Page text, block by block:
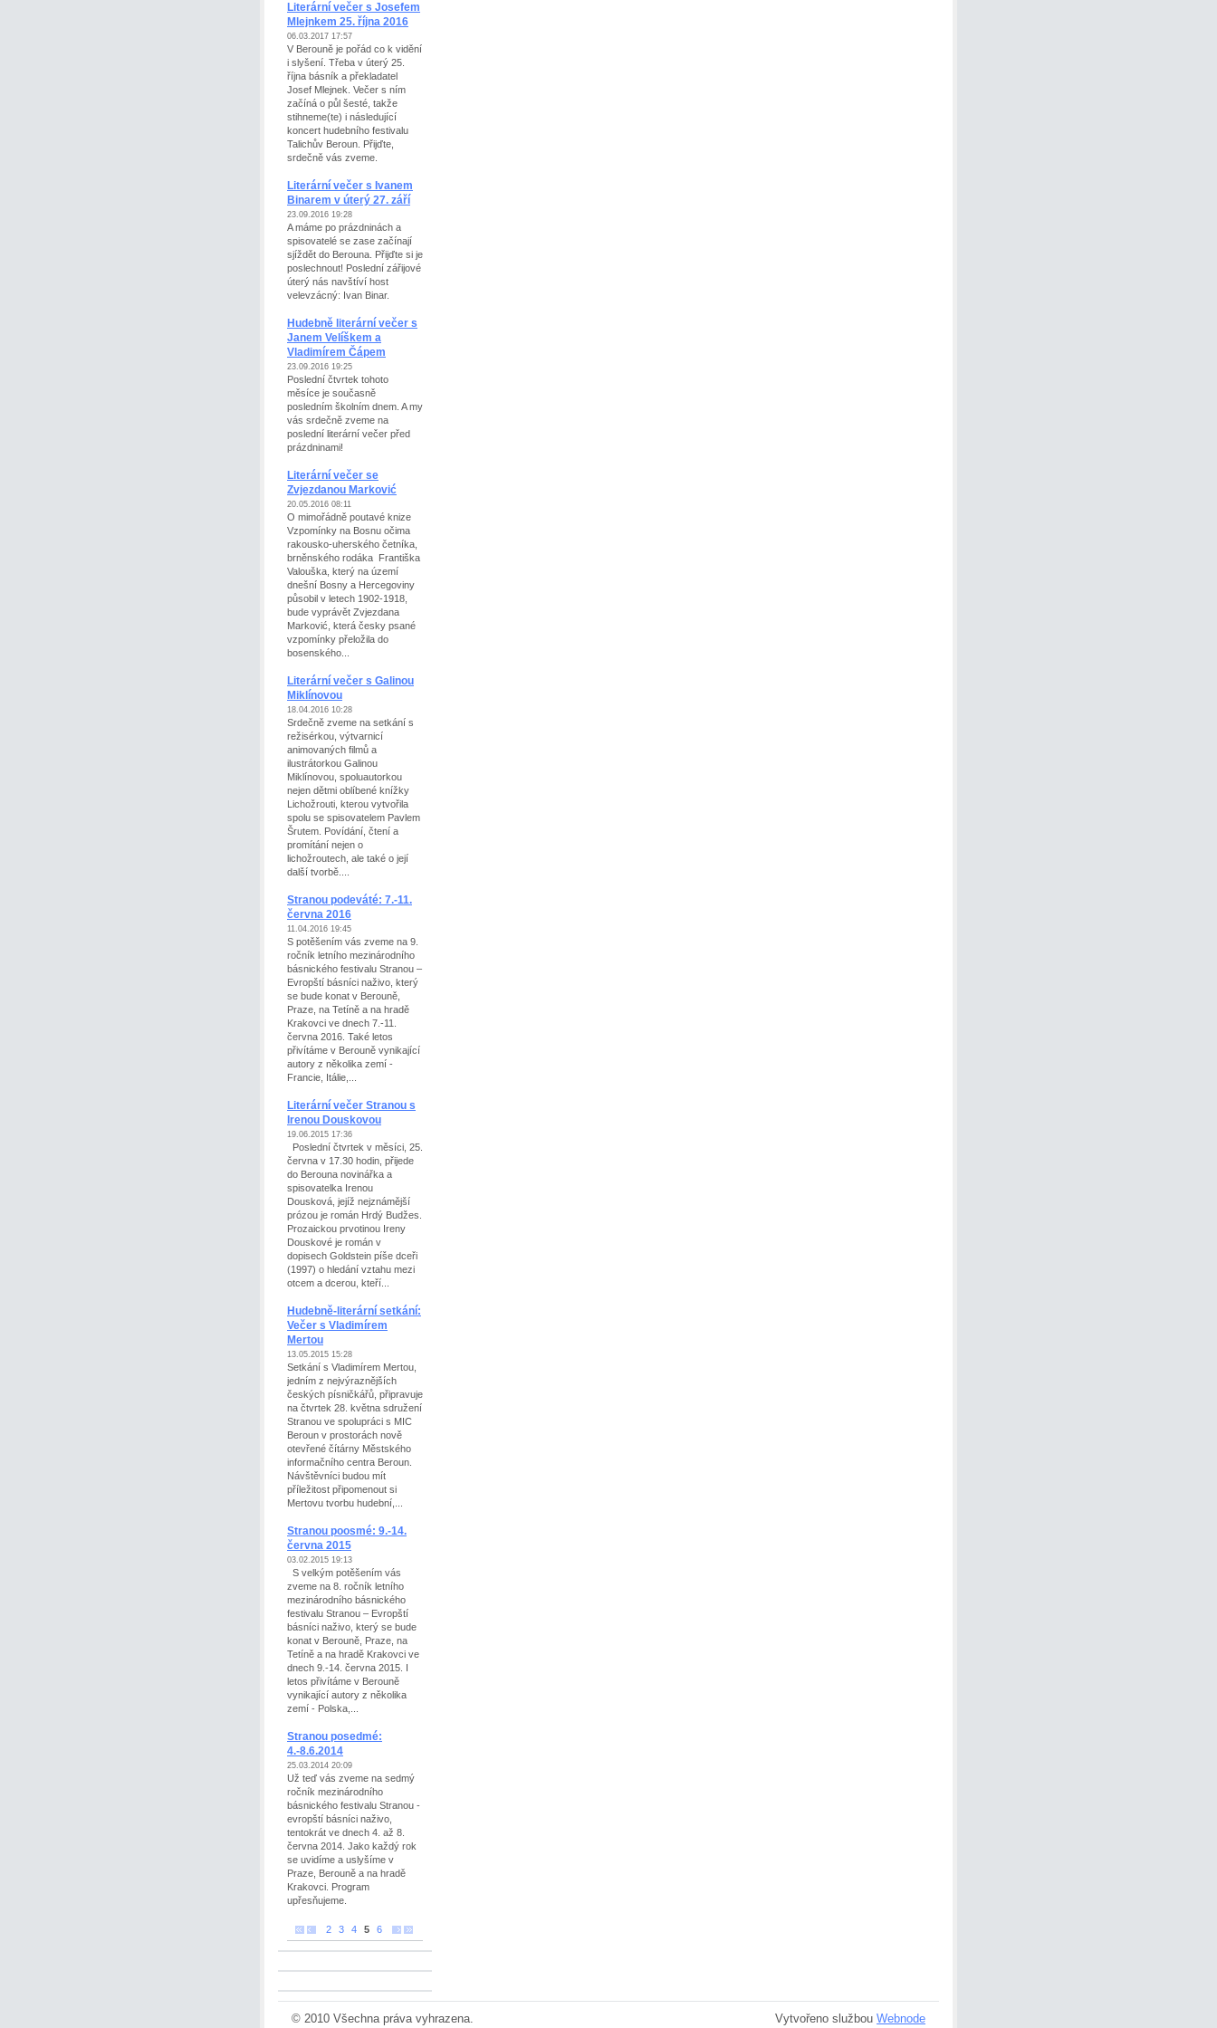
Literární večer s Josefem
Mlejnkem 25. října 2016
06.03.2017 17:57
V Berouně je pořád co k vidění
i slyšení. Třeba v úterý 25.
října básník a překladatel
Josef Mlejnek. Večer s ním
začíná o půl šesté, takže
stihneme(te) i následující
koncert hudebního festivalu
Talichův Beroun. Přijďte,
srdečně vás zveme.
Literární večer s Ivanem
Binarem v úterý 27. září
23.09.2016 19:28
A máme po prázdninách a
spisovatelé se zase začínají
sjíždět do Berouna. Přijďte si je
poslechnout! Poslední zářijové
úterý nás navštíví host
velevzácný: Ivan Binar.
Hudebně literární večer s
Janem Velíškem a
Vladimírem Čápem
23.09.2016 19:25
Poslední čtvrtek tohoto
měsíce je současně
posledním školním dnem. A my
vás srdečně zveme na
poslední literární večer před
prázdninami!
Literární večer se
Zvjezdanou Marković
20.05.2016 08:11
O mimořádně poutavé knize
Vzpomínky na Bosnu očima
rakousko-uherského četníka,
brněnského rodáka Františka
Valouška, který na území
dnešní Bosny a Hercegoviny
působil v letech 1902-1918,
bude vyprávět Zvjezdana
Marković, která česky psané
vzpomínky přeložila do
bosenského...
Literární večer s Galinou
Miklínovou
18.04.2016 10:28
Srdečně zveme na setkání s
režisérkou, výtvarnicí
animovaných filmů a
ilustrátorkou Galinou
Miklínovou, spoluautorkou
nejen dětmi oblíbené knížky
Lichožrouti, kterou vytvořila
spolu se spisovatelem Pavlem
Šrutem. Povídání, čtení a
promítání nejen o
lichožroutech, ale také o její
další tvorbě....
Stranou podeváté: 7.-11.
června 2016
11.04.2016 19:45
S potěšením vás zveme na 9.
ročník letního mezinárodního
básnického festivalu Stranou –
Evropští básníci naživo, který
se bude konat v Berouně,
Praze, na Tetíně a na hradě
Krakovci ve dnech 7.-11.
června 2016. Také letos
přivítáme v Berouně vynikající
autory z několika zemí -
Francie, Itálie,...
Literární večer Stranou s
Irenou Douskovou
19.06.2015 17:36
Poslední čtvrtek v měsíci, 25.
června v 17.30 hodin, přijede
do Berouna novinářka a
spisovatelka Irenou
Dousková, jejíž nejznámější
prózou je román Hrdý Budžes.
Prozaickou prvotinou Ireny
Douskové je román v
dopisech Goldstein píše dceři
(1997) o hledání vztahu mezi
otcem a dcerou, kteří...
Hudebně-literární setkání:
Večer s Vladimírem
Mertou
13.05.2015 15:28
Setkání s Vladimírem Mertou,
jedním z nejvýraznějších
českých písničkářů, připravuje
na čtvrtek 28. května sdružení
Stranou ve spolupráci s MIC
Beroun v prostorách nově
otevřené čítárny Městského
informačního centra Beroun.
Návštěvníci budou mít
příležitost připomenout si
Mertovu tvorbu hudební,...
Stranou poosmé: 9.-14.
června 2015
03.02.2015 19:13
S velkým potěšením vás
zveme na 8. ročník letního
mezinárodního básnického
festivalu Stranou – Evropští
básníci naživo, který se bude
konat v Berouně, Praze, na
Tetíně a na hradě Krakovci ve
dnech 9.-14. června 2015. I
letos přivítáme v Berouně
vynikající autory z několika
zemí - Polska,...
Stranou posedmé:
4.-8.6.2014
25.03.2014 20:09
Už teď vás zveme na sedmý
ročník mezinárodního
básnického festivalu Stranou -
evropští básníci naživo,
tentokrát ve dnech 4. až 8.
června 2014. Jako každý rok
se uvidíme a uslyšíme v
Praze, Berouně a na hradě
Krakovci. Program
upřesňujeme.
2 3 4 5 6
© 2010 Všechna práva vyhrazena. Vytvořeno službou Webnode